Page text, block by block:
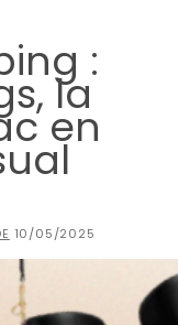
:
la
en
10/05/2025